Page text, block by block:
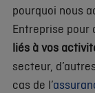
pourquoi nous
Entreprise pour
liés à vos
secteur,
cas de l’